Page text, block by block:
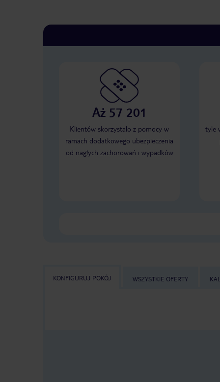
Aż 57 201
Klientów skorzystało z pomocy w
ramach dodatkowego ubezpieczenia
od nagłych zachorowań i wypadków
tyle
KONFIGURUJ POKÓJ WSZYSTKIE OFERTY